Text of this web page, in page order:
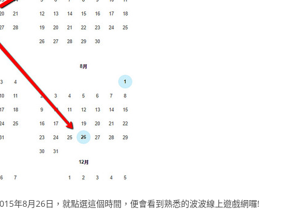
年8月26日，就點選這個時間，便會看到熟悉的波波線上遊戲網囉!